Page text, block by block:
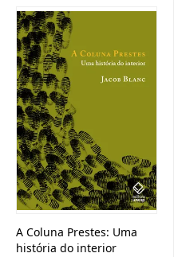
A Coluna Prestes: Uma
história do interior